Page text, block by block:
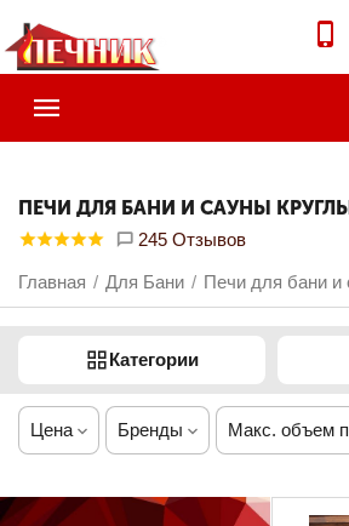
ПЕЧИ ДЛЯ БАНИ И САУНЫ
245 Отзывов
Главная / Для Бани / Печи для бани и
Категории
Цена Бренды Макс. объем